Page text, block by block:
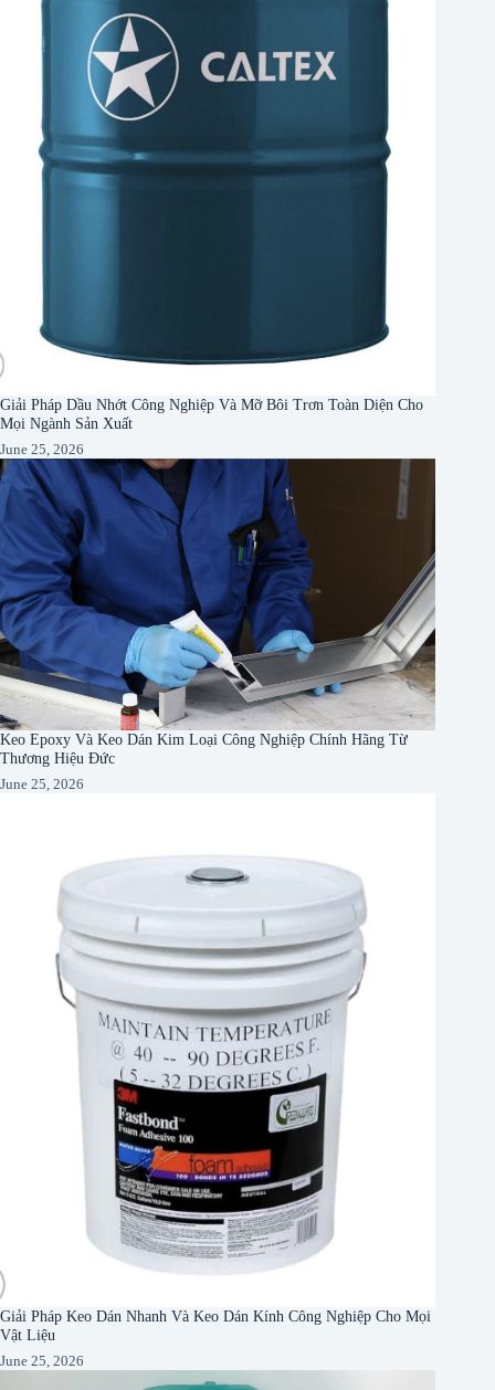
Giải Pháp Dầu Nhớt Công Nghiệp Và Mỡ Bôi Trơn Toàn Diện Cho
Mọi Ngành Sản Xuất
June 25, 2026
Keo Epoxy Và Keo Dán Kim Loại Công Nghiệp Chính Hãng Từ
Thương Hiệu Đức
June 25, 2026
Giải Pháp Keo Dán Nhanh Và Keo Dán Kính Công Nghiệp Cho Mọi
Vật Liệu
June 25, 2026